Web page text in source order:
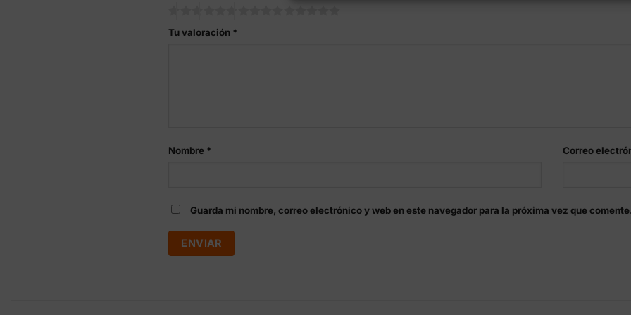
Tu valoración *
Nombre * Correo
Guarda mi nombre, correo electrónico y web en este navegador para la próxima vez que comente.